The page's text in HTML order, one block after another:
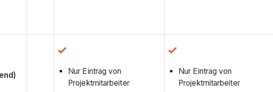
Nur Eintrag von
Projektmitarbeiter
Nur Eintrag von
Projektmitarbeiter